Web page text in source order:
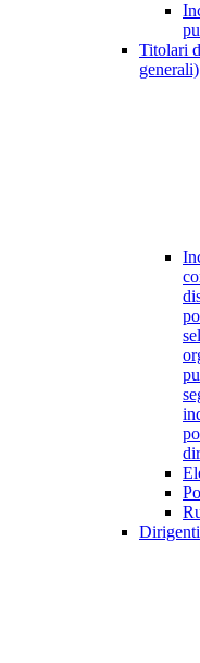
Titolari
generali)
Dirigenti